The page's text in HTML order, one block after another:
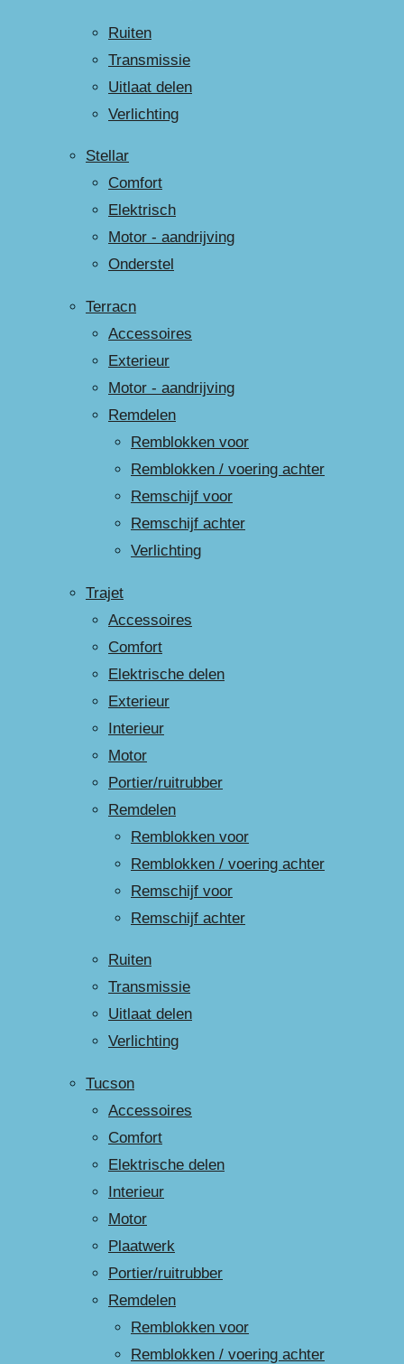
Ruiten
Transmissie
Uitlaat delen
Verlichting
Stellar
Comfort
Elektrisch
Motor - aandrijving
Onderstel
Terracn
Accessoires
Exterieur
Motor - aandrijving
Remdelen
Remblokken voor
Remblokken / voering achter
Remschijf voor
Remschijf achter
Verlichting
Trajet
Accessoires
Comfort
Elektrische delen
Exterieur
Interieur
Motor
Portier/ruitrubber
Remdelen
Remblokken voor
Remblokken / voering achter
Remschijf voor
Remschijf achter
Ruiten
Transmissie
Uitlaat delen
Verlichting
Tucson
Accessoires
Comfort
Elektrische delen
Interieur
Motor
Plaatwerk
Portier/ruitrubber
Remdelen
Remblokken voor
Remblokken / voering achter